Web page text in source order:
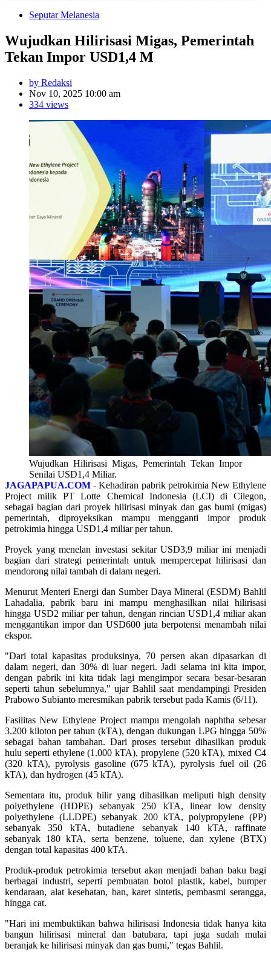
Seputar Melanesia
Wujudkan Hilirisasi Migas, Pemerintah
Tekan Impor USD1,4 M
by Redaksi
Nov 10, 2025 10:00 am
334 views
Wujudkan Hilirisasi Migas, Pemerintah Tekan Impor
Senilai USD1,4 Miliar.
JAGAPAPUA.COM -Kehadiran pabrik petrokimia New Ethylene
Project milik PT Lotte Chemical Indonesia (LCI) di Cilegon,
sebagai bagian dari proyek hilirisasi minyak dan gas bumi (migas)
pemerintah, diproyeksikan mampu mengganti impor produk
petrokimia hingga USD1,4 miliar per tahun.
Proyek yang menelan investasi sekitar USD3,9 miliar ini menjadi
bagian dari strategi pemerintah untuk mempercepat hilirisasi dan
mendorong nilai tambah di dalam negeri.
Menurut Menteri Energi dan Sumber Daya Mineral (ESDM) Bahlil
Lahadalia, pabrik baru ini mampu menghasilkan nilai hilirisasi
hingga USD2 miliar per tahun, dengan rincian USD1,4 miliar akan
menggantikan impor dan USD600 juta berpotensi menambah nilai
ekspor.
"Dari total kapasitas produksinya, 70 persen akan dipasarkan di
dalam negeri, dan 30% di luar negeri. Jadi selama ini kita impor,
dengan pabrik ini kita tidak lagi mengimpor secara besar-besaran
seperti tahun sebelumnya," ujar Bahlil saat mendampingi Presiden
Prabowo Subianto meresmikan pabrik tersebut pada Kamis (6/11).
Fasilitas New Ethylene Project mampu mengolah naphtha sebesar
3.200 kiloton per tahun (kTA), dengan dukungan LPG hingga 50%
sebagai bahan tambahan. Dari proses tersebut dihasilkan produk
hulu seperti ethylene (1.000 kTA), propylene (520 kTA), mixed C4
(320 kTA), pyrolysis gasoline (675 kTA), pyrolysis fuel oil (26
kTA), dan hydrogen (45 kTA).
Sementara itu, produk hilir yang dihasilkan meliputi high density
polyethylene (HDPE) sebanyak 250 kTA, linear low density
polyethylene (LLDPE) sebanyak 200 kTA, polypropylene (PP)
sebanyak 350 kTA, butadiene sebanyak 140 kTA, raffinate
sebanyak 180 kTA, serta benzene, toluene, dan xylene (BTX)
dengan total kapasitas 400 kTA.
Produk-produk petrokimia tersebut akan menjadi bahan baku bagi
berbagai industri, seperti pembuatan botol plastik, kabel, bumper
kendaraan, alat kesehatan, ban, karet sintetis, pembasmi serangga,
hingga cat.
"Hari ini membuktikan bahwa hilirisasi Indonesia tidak hanya kita
bangun hilirisasi mineral dan batubara, tapi juga sudah mulai
beranjak ke hilirisasi minyak dan gas bumi," tegas Bahlil.